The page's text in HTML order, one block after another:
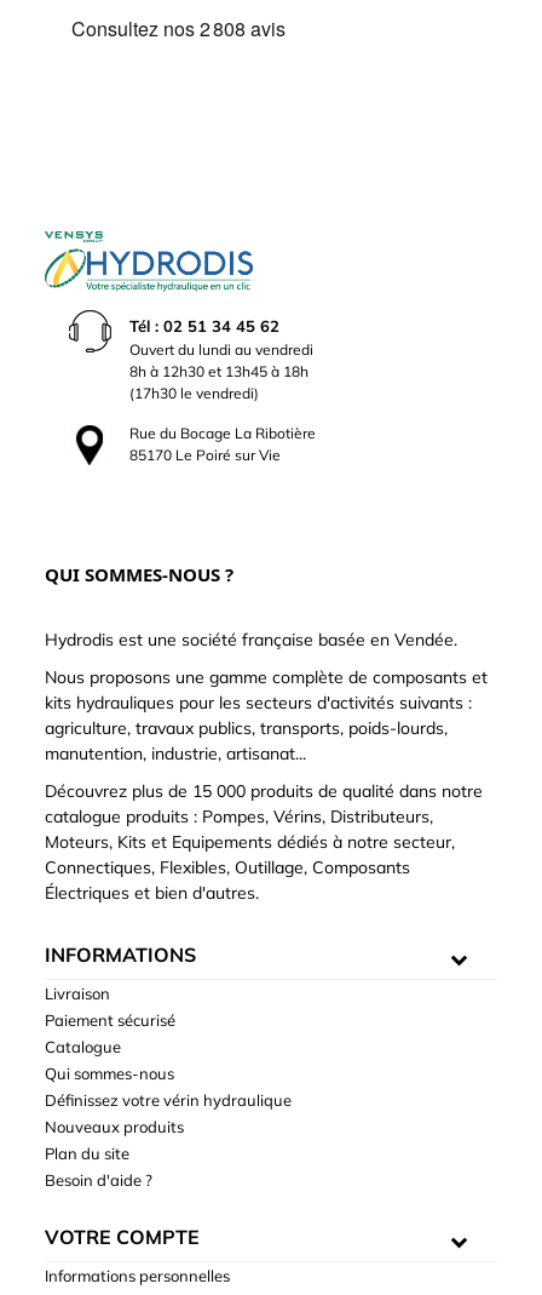
Tél : 02 51 34 45 62
Ouvert du lundi au vendredi
8h à 12h30 et 13h45 à 18h
(17h30 le vendredi)
Rue du Bocage La Ribotière
85170 Le Poiré sur Vie
QUI SOMMES-NOUS ?
Hydrodis est une société française basée en Vendée.
Nous proposons une gamme complète de composants et
kits hydrauliques pour les secteurs d'activités suivants :
agriculture, travaux publics, transports, poids-lourds,
manutention, industrie, artisanat...
Découvrez plus de 15 000 produits de qualité dans notre
catalogue produits : Pompes, Vérins, Distributeurs,
Moteurs, Kits et Equipements dédiés à notre secteur,
Connectiques, Flexibles, Outillage, Composants
Électriques et bien d'autres.
INFORMATIONS
Livraison
Paiement sécurisé
Catalogue
Qui sommes-nous
Définissez votre vérin hydraulique
Nouveaux produits
Plan du site
Besoin d'aide ?
VOTRE COMPTE
Informations personnelles